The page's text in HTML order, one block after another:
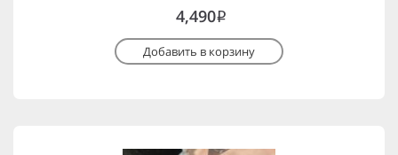
4,490i
Добавить в корзину